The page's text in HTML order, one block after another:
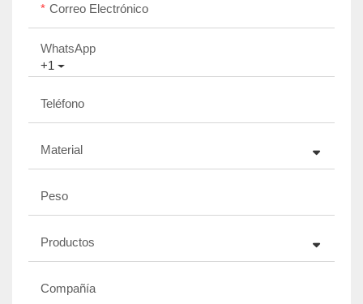
Correo Electrónico
+1
WhatsApp
Teléfono
Material
Peso
Productos
Compañía